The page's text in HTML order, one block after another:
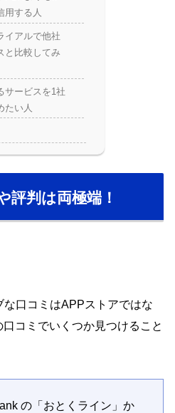
用する人
イアルで他社
と比較してみ
サービスを1社
たい人
評判は両極端！
口コミはAPPストアではな
コミでいくつか見つけること
の「おとくライン」か